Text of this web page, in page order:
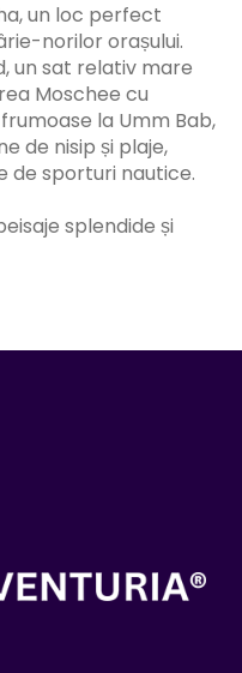
un loc perfect
norilor orașului.
un sat relativ mare
Moschee cu
la Umm Bab,
de nisip și plaje,
de sporturi nautice.
splendide și